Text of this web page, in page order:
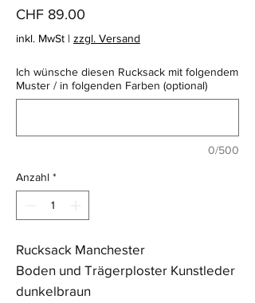
CHF 89.00
inkl. MwSt | zzgl. Versand
Ich wünsche diesen Rucksack mit folgendem
Muster / in folgenden Farben (optional)
0/500
Anzahl *
Rucksack Manchester
Boden und Trägerploster Kunstleder
dunkelbraun